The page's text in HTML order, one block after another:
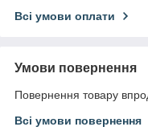
Всі умови оплати
Умови повернення
Повернення товару
Всі умови повернення